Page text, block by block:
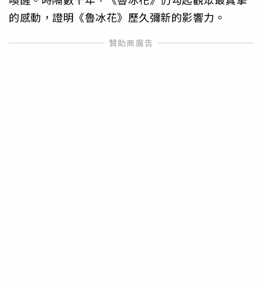
的感動，證明《魯冰花》歷久彌新的影響力。